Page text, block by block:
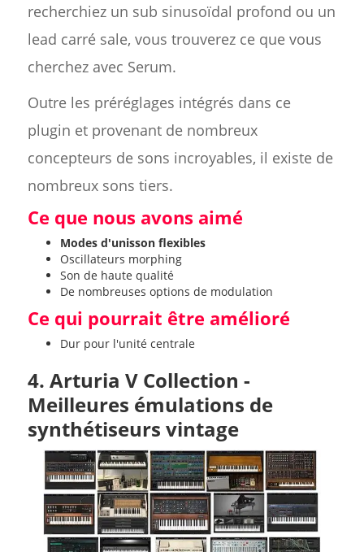
recherchiez un sub sinusoïdal profond ou un
lead carré sale, vous trouverez ce que vous
cherchez avec Serum.
Outre les préréglages intégrés dans ce
plugin et provenant de nombreux
concepteurs de sons incroyables, il existe de
nombreux sons tiers.
Ce que nous avons aimé
Modes d'unisson flexibles
Oscillateurs morphing
Son de haute qualité
De nombreuses options de modulation
Ce qui pourrait être amélioré
Dur pour l'unité centrale
4. Arturia V Collection -
Meilleures émulations de
synthétiseurs vintage